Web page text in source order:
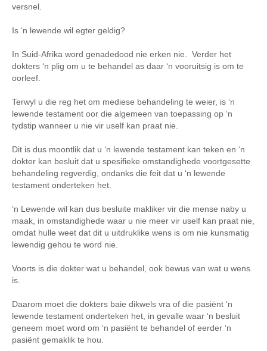
versnel.
Is ‘n lewende wil egter geldig?
In Suid-Afrika word genadedood nie erken nie. Verder het
dokters ‘n plig om u te behandel as daar ‘n vooruitsig is om te
oorleef.
Terwyl u die reg het om mediese behandeling te weier, is ‘n
lewende testament oor die algemeen van toepassing op ‘n
tydstip wanneer u nie vir uself kan praat nie.
Dit is dus moontlik dat u ‘n lewende testament kan teken en ‘n
dokter kan besluit dat u spesifieke omstandighede voortgesette
behandeling regverdig, ondanks die feit dat u ‘n lewende
testament onderteken het.
‘n Lewende wil kan dus besluite makliker vir die mense naby u
maak, in omstandighede waar u nie meer vir uself kan praat nie,
omdat hulle weet dat dit u uitdruklike wens is om nie kunsmatig
lewendig gehou te word nie.
Voorts is die dokter wat u behandel, ook bewus van wat u wens
is.
Daarom moet die dokters baie dikwels vra of die pasiënt ‘n
lewende testament onderteken het, in gevalle waar ‘n besluit
geneem moet word om ‘n pasiënt te behandel of eerder ‘n
pasiënt gemaklik te hou.